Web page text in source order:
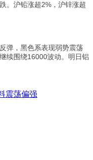
。沪铅涨超2%，沪锌涨超
，黑色系表现弱势震荡
续围绕16000波动。明日铝
震荡偏强